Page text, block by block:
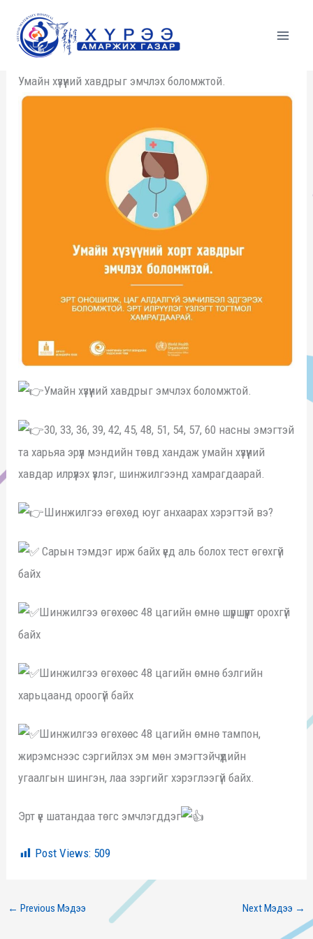
content
Умайн хүзүүний хавдрыг эмчлэх боломжтой.
Умайн хүзүүний хавдрыг эмчлэх боломжтой.
30, 33, 36, 39, 42, 45, 48, 51, 54, 57, 60 насны эмэгтэй
та харьяа эрүүл мэндийн төвд хандаж умайн хүзүүний
хавдар илрүүлэх үзлэг, шинжилгээнд хамрагдаарай.
Шинжилгээ өгөхөд юуг анхаарах хэрэгтэй вэ?
Сарын тэмдэг ирж байх үед аль болох тест өгөхгүй
байх
Шинжилгээ өгөхөөс 48 цагийн өмнө шүршүүрт орохгүй
байх
Шинжилгээ өгөхөөс 48 цагийн өмнө бэлгийн
харьцаанд ороогүй байх
Шинжилгээ өгөхөөс 48 цагийн өмнө тампон,
жирэмснээс сэргийлэх эм мөн эмэгтэйчүүдийн
угаалгын шингэн, лаа зэргийг хэрэглээгүй байх.
Эрт үе шатандаа төгс эмчлэгддэг
Post Views: 509
← Previous Мэдээ Next Мэдээ →